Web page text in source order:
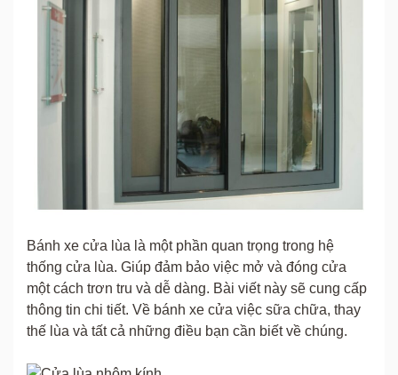
Bánh xe cửa lùa là một phần quan trọng trong hệ
thống cửa lùa. Giúp đảm bảo việc mở và đóng cửa
một cách trơn tru và dễ dàng. Bài viết này sẽ cung cấp
thông tin chi tiết. Về bánh xe cửa việc sữa chữa, thay
thế lùa và tất cả những điều bạn cần biết về chúng.